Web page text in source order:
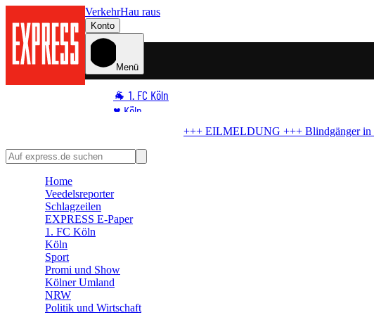
VerkehrHau raus
Konto
Menü
🐐 1. FC Köln
♥️ Köln
🏆 Sport
🛒 Shoppingwelt
Bombe im Rhein! RTL liegt im Evakuierungsbereich
Home
Veedelsreporter
Schlagzeilen
EXPRESS E-Paper
1. FC Köln
Köln
Sport
Promi und Show
Kölner Umland
NRW
Politik und Wirtschaft